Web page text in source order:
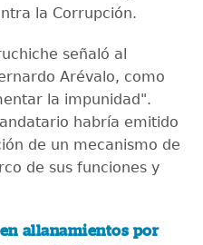
la Corrupción.
señaló al
Arévalo, como
la impunidad".
habría emitido
de un mecanismo de
de sus funciones y
allanamientos por